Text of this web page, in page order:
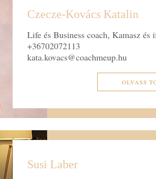
Czecze-Kovács Katalin
Life és Business coach, Kamasz és
+36702072113
kata.kovacs@coachmeup.hu
OLVASS
Susi Laber